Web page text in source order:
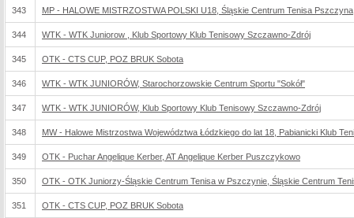
343 MP - HALOWE MISTRZOSTWA POLSKI U18, Śląskie Centrum Tenisa Pszczyna
344 WTK - WTK Juniorow , Klub Sportowy Klub Tenisowy Szczawno-Zdrój
345 OTK - CTS CUP, POZ BRUK Sobota
346 WTK - WTK JUNIORÓW, Starochorzowskie Centrum Sportu "Sokół"
347 WTK - WTK JUNIORÓW, Klub Sportowy Klub Tenisowy Szczawno-Zdrój
348 MW - Halowe Mistrzostwa Województwa Łódzkiego do lat 18, Pabianicki Klub
349 OTK - Puchar Angelique Kerber, AT Angelique Kerber Puszczykowo
350 OTK - OTK Juniorzy-Śląskie Centrum Tenisa w Pszczynie, Śląskie Centrum
351 OTK - CTS CUP, POZ BRUK Sobota